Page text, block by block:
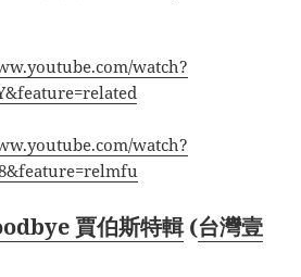
watch?
watch?
賈伯斯特輯(台灣壹